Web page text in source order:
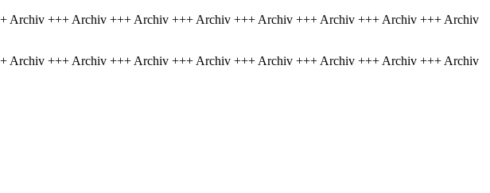
+++ Archiv +++ Archiv +++ Archiv +++ Archiv +++ Archiv +++ Archiv +++ Archiv
+++ Archiv +++ Archiv +++ Archiv +++ Archiv +++ Archiv +++ Archiv +++ Archiv